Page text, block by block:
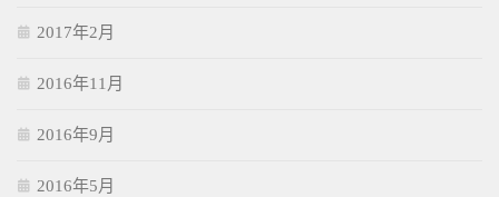
2017年2月
2016年11月
2016年9月
2016年5月